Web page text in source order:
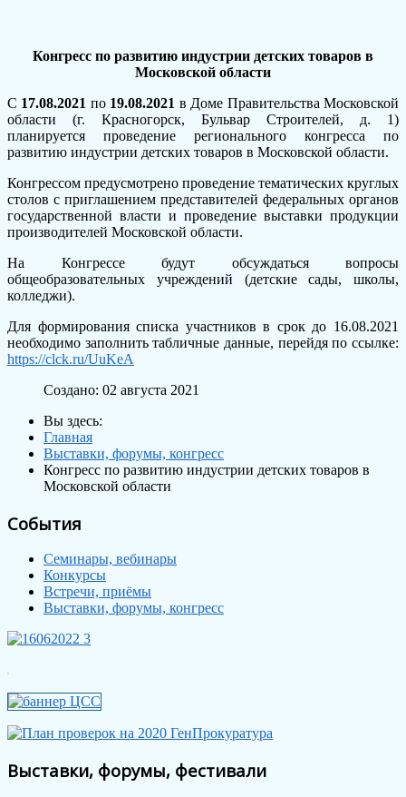
Конгресс по развитию индустрии детских товаров в
Московской области
С 17.08.2021 по 19.08.2021 в Доме Правительства Московской
области (г. Красногорск, Бульвар Строителей, д. 1)
планируется проведение регионального конгресса по
развитию индустрии детских товаров в Московской области.
Конгрессом предусмотрено проведение тематических круглых
столов с приглашением представителей федеральных органов
государственной власти и проведение выставки продукции
производителей Московской области.
На Конгрессе будут обсуждаться вопросы
общеобразовательных учреждений (детские сады, школы,
колледжи).
Для формирования списка участников в срок до 16.08.2021
необходимо заполнить табличные данные, перейдя по ссылке:
https://clck.ru/UuKeA
Создано: 02 августа 2021
Вы здесь:
Главная
Выставки, форумы, конгресс
Конгресс по развитию индустрии детских товаров в
Московской области
События
Семинары, вебинары
Конкурсы
Встречи, приёмы
Выставки, форумы, конгресс
Выставки, форумы, фестивали